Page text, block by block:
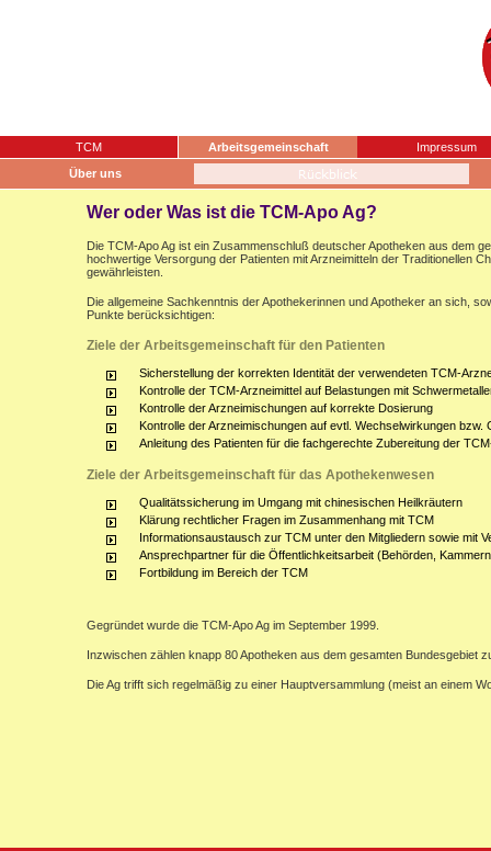
TCM Arbeitsgemeinschaft
Impressum
Über uns
Wer oder Was ist die TCM-Apo Ag?
Die TCM-Apo Ag ist ein Zusammenschluß deutscher Apotheken aus dem
hochwertige Versorgung der Patienten mit Arzneimitteln der Traditionellen
gewährleisten.
Die allgemeine Sachkenntnis der Apothekerinnen und Apotheker an sich,
Punkte berücksichtigen:
Ziele der Arbeitsgemeinschaft für den Patienten
Sicherstellung der korrekten Identität der verwendeten TCM-
Kontrolle der TCM-Arzneimittel auf Belastungen mit
Kontrolle der Arzneimischungen auf korrekte Dosierung
Kontrolle der Arzneimischungen auf evtl. Wechselwirkungen
Anleitung des Patienten für die fachgerechte Zubereitung der
Ziele der Arbeitsgemeinschaft für das Apothekenwesen
Qualitätssicherung im Umgang mit chinesischen Heilkräutern
Klärung rechtlicher Fragen im Zusammenhang mit TCM
Informationsaustausch zur TCM unter den Mitgliedern sowie mit
Ansprechpartner für die Öffentlichkeitsarbeit (Behörden,
Fortbildung im Bereich der TCM
Gegründet wurde die TCM-Apo Ag im September 1999.
Inzwischen zählen knapp 80 Apotheken aus dem gesamten Bundesgebiet
Die Ag trifft sich regelmäßig zu einer Hauptversammlung (meist an einem